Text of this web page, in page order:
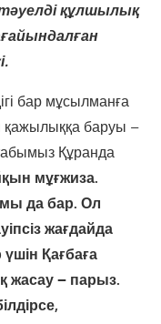
құлшылық
бар мұсылманға
қажылыққа баруы –
Құранда
мұғжиза.
да бар. Ол
жағдайда
Қағбаға
жасау – парыз.